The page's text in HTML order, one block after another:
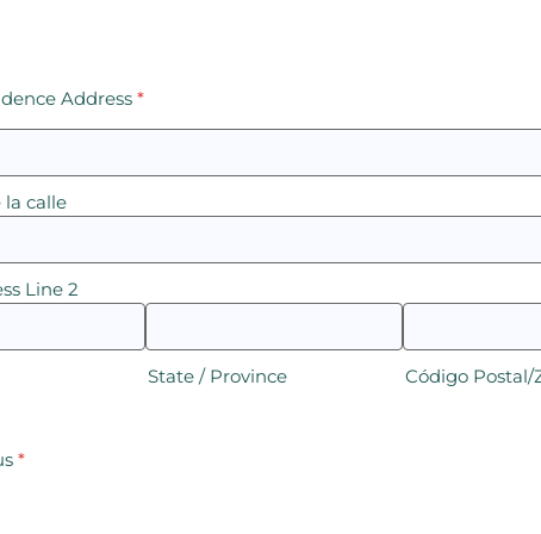
Address *
la calle
Line 2
State / Province Código Postal/
*